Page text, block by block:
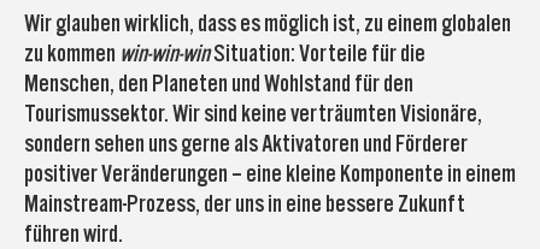
Wir glauben wirklich, dass es möglich ist, zu einem globalen
zu kommen win-win-winSituation: Vorteile für die
Menschen, den Planeten und Wohlstand für den
Tourismussektor. Wir sind keine verträumten Visionäre,
sondern sehen uns gerne als Aktivatoren und Förderer
positiver Veränderungen – eine kleine Komponente in einem
Mainstream-Prozess, der uns in eine bessere Zukunft
führen wird.